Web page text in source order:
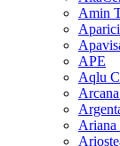
Amin
Aparici
APE
Aqlu
Ariana